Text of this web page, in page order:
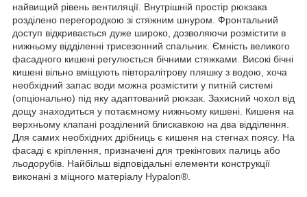
найвищий рівень вентиляції. Внутрішній простір рюкзака
розділено перегородкою зі стяжним шнуром. Фронтальний
доступ відкривається дуже широко, дозволяючи розмістити в
нижньому відділенні трисезонний спальник. Ємність великого
фасадного кишені регулюється бічними стяжками. Високі бічні
кишені вільно вміщують півторалітрову пляшку з водою, хоча
необхідний запас води можна розмістити у питній системі
(опціонально) під яку адаптований рюкзак. Захисний чохол від
дощу знаходиться у потаємному нижньому кишені. Кишеня на
верхньому клапані розділений блискавкою на два відділення.
Для самих необхідних дрібниць є кишеня на стегнах поясу. На
фасаді є кріплення, призначені для трекінгових палиць або
льодорубів. Найбільш відповідальні елементи конструкції
виконані з міцного матеріалу Hypalon®.